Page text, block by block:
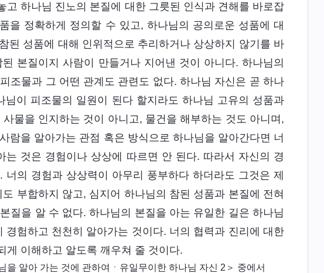
하나님 진노의 본질에 대한 그릇된 인식과 견해를 바로잡
을 정확하게 정의할 수 있고, 하나님의 공의로운 성품에 대
된 성품에 대해 인위적으로 추리하거나 상상하지 않기를 바
본질이지 사람이 만들거나 지어낸 것이 아니다. 하나님의
조물과 그 어떤 관계도 관련도 없다. 하나님 자신은 곧 하나
이 피조물의 일원이 된다 할지라도 하나님 고유의 성품과
물을 인지하는 것이 아니고, 물건을 해부하는 것도 아니며,
람을 알아가는 관점 혹은 방식으로 하나님을 알아간다면 너
것은 경험이나 상상에 따르면 안 된다. 따라서 자신의 경
의 경험과 상상력이 아무리 풍부하다 하더라도 그것은 제
부합하지 않고, 심지어 하나님의 참된 성품과 본질에 전혀
질을 알 수 없다. 하나님의 본질을 아는 유일한 길은 하나님
험하고 천천히 알아가는 것이다. 너의 협력과 진리에 대한
게 이해하고 알도록 깨우쳐 줄 것이다.
알아 가는 것에 관하여ㆍ유일무이한 하나님 자신 2＞ 중에서